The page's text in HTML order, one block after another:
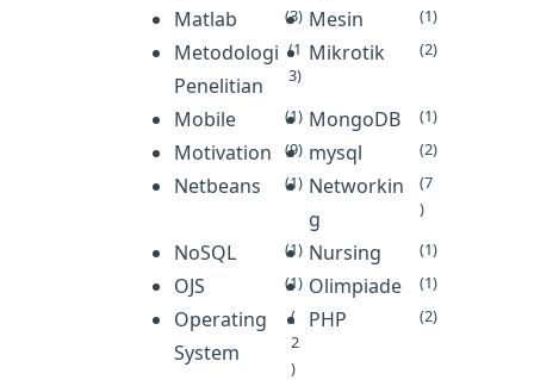
Matlab (3) Mesin (1)
Metodologi
Penelitian
(1
3)
Mikrotik (2)
Mobile (1) MongoDB (1)
Motivation (9) mysql (2)
Netbeans (1) Networkin
g
(7
)
NoSQL (1) Nursing (1)
OJS (1) Olimpiade (1)
Operating
System
(
2
)
PHP (2)